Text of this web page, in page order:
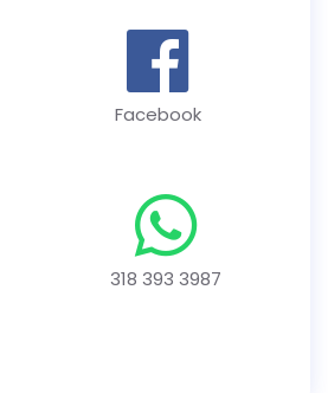
Facebook
318 393 3987